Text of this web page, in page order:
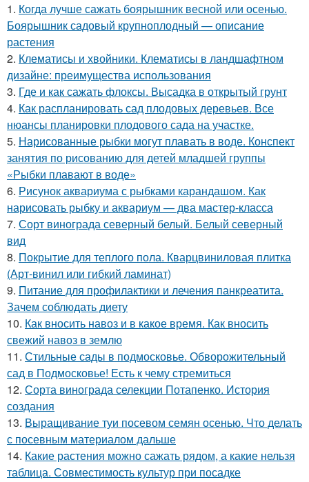
1. Когда лучше сажать боярышник весной или осенью.
Боярышник садовый крупноплодный — описание
растения
2. Клематисы и хвойники. Клематисы в ландшафтном
дизайне: преимущества использования
3. Где и как сажать флоксы. Высадка в открытый грунт
4. Как распланировать сад плодовых деревьев. Все
нюансы планировки плодового сада на участке.
5. Нарисованные рыбки могут плавать в воде. Конспект
занятия по рисованию для детей младшей группы
«Рыбки плавают в воде»
6. Рисунок аквариума с рыбками карандашом. Как
нарисовать рыбку и аквариум — два мастер-класса
7. Сорт винограда северный белый. Белый северный
вид
8. Покрытие для теплого пола. Кварцвиниловая плитка
(Арт-винил или гибкий ламинат)
9. Питание для профилактики и лечения панкреатита.
Зачем соблюдать диету
10. Как вносить навоз и в какое время. Как вносить
свежий навоз в землю
11. Стильные сады в подмосковье. Обворожительный
сад в Подмосковье! Есть к чему стремиться
12. Сорта винограда селекции Потапенко. История
создания
13. Выращивание туи посевом семян осенью. Что делать
с посевным материалом дальше
14. Какие растения можно сажать рядом, а какие нельзя
таблица. Совместимость культур при посадке